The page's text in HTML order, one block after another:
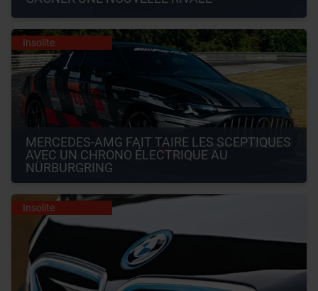
Insolite
MERCEDES-AMG FAIT TAIRE LES SCEPTIQUES
AVEC UN CHRONO ÉLECTRIQUE AU
NÜRBURGRING
Insolite